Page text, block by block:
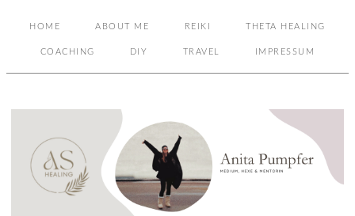
HOME ABOUT ME REIKI THETA HEALING
COACHING DIY TRAVEL IMPRESSUM